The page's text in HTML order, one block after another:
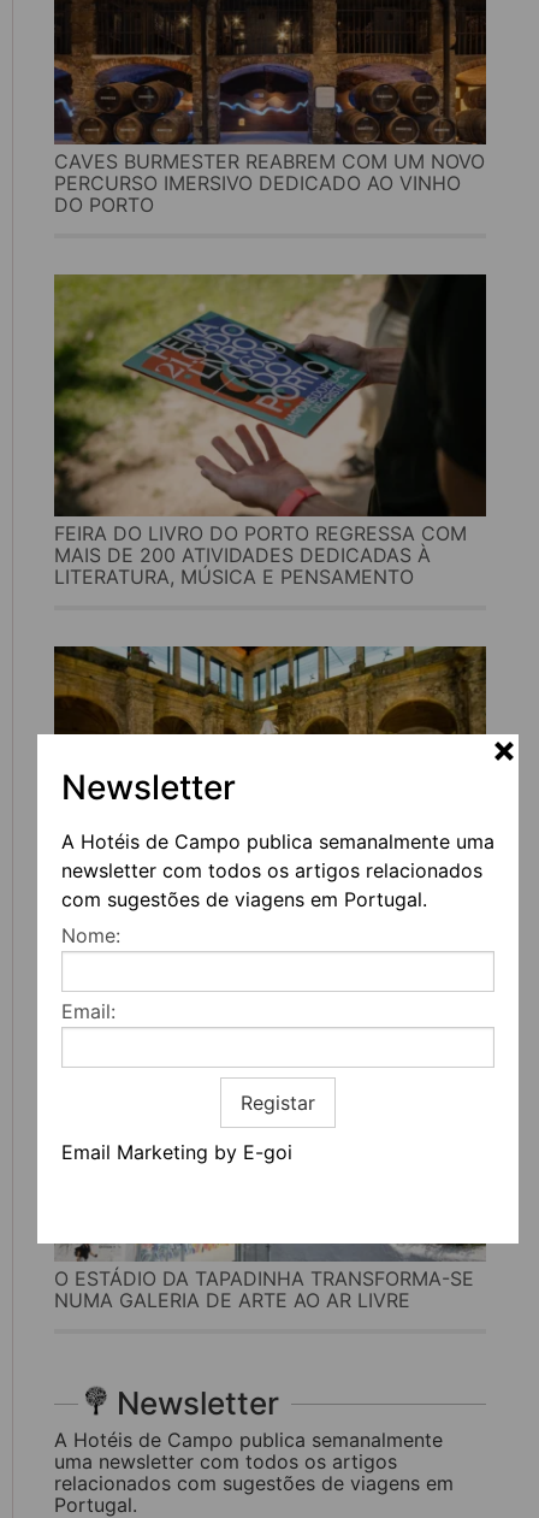
Newsletter
A Hotéis de Campo publica semanalmente uma
newsletter com todos os artigos relacionados
com sugestões de viagens em Portugal.
Nome:
Email:
Registar
Email Marketing by E-goi
CAVES BURMESTER REABREM COM UM NOVO
PERCURSO IMERSIVO DEDICADO AO VINHO
DO PORTO
FEIRA DO LIVRO DO PORTO REGRESSA COM
MAIS DE 200 ATIVIDADES DEDICADAS À
LITERATURA, MÚSICA E PENSAMENTO
UVVA REGRESSA A AMARANTE PARA
CELEBRAR O VINHO, A GASTRONOMIA E A
CULTURA
O ESTÁDIO DA TAPADINHA TRANSFORMA-SE
NUMA GALERIA DE ARTE AO AR LIVRE
Newsletter
A Hotéis de Campo publica semanalmente
uma newsletter com todos os artigos
relacionados com sugestões de viagens em
Portugal.